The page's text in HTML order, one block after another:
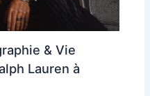
& Vie
Lauren à